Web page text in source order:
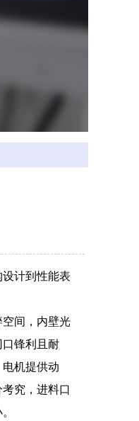
计到性能表
间，内壁光
锋利且耐
机提供动
究，进料口